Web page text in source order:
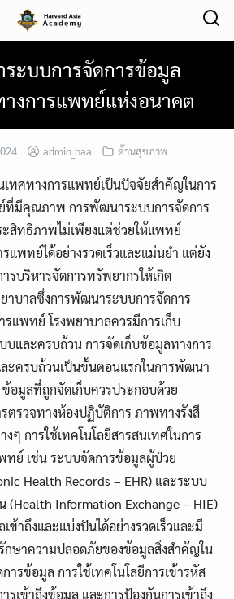
ะบบการจัดการข้อมูล
างการแพทย์แห่งอนาคต
admin_haa ด้านสุขภาพ
เทศทางการแพทย์เป็นปัจจัยสำคัญในการ
ที่มีคุณภาพ การพัฒนาระบบการจัดการ
สิทธิภาพไม่เพียงแต่ช่วยให้แพทย์
แพทย์ได้อย่างรวดเร็วและแม่นยำ แต่ยัง
รบริหารจัดการทรัพยากรให้เกิด
าบาลซึ่งการพัฒนาระบบการจัดการ
แพทย์ โรงพยาบาลควรมีการเก็บ
และครบถ้วน การจัดเก็บข้อมูลทางการ
ะครบถ้วนเป็นขั้นตอนแรกในการพัฒนา
อมูลที่ถูกจัดเก็บควรประกอบด้วย
ตรวจทางห้องปฏิบัติการ ภาพทางรังสี
ๆ การใช้เทคโนโลยีสารสนเทศในการ
ทย์ เช่น ระบบจัดการข้อมูลผู้ป่วย
Health Records – EHR) และระบบ
Information Exchange – HIE)
ข้าถึงและแบ่งปันได้อย่างรวดเร็วและมี
ษาความปลอดภัยของข้อมูลสิ่งสำคัญใน
รข้อมูล การใช้เทคโนโลยีการเข้ารหัส
เข้าถึงข้อมูล และการป้องกันการเข้าถึง